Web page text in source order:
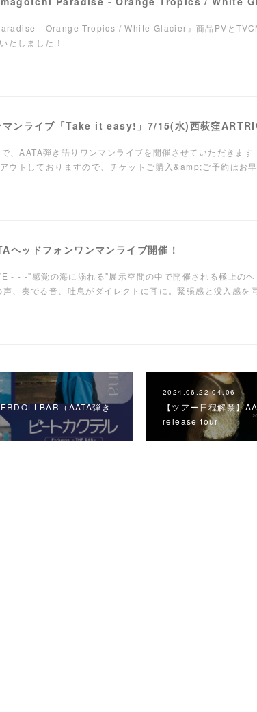
- Orange Tropics / White Glacier』商品PVと
たしました！
、AATA弾き語りワンマンライブを開催させていただきます
ウトしておりますので、チケットご購入&amp;ご予約はお
ヘッドフォンワンマンライブ開催！
- - -"感覚の海に溺れる"展示空間の中で開催される極上のヘ
、奏でる音、吐息がダイレクトに耳に。緊張感と没入感を
（AATA弾き
2024.06.22 04:06
【ツアー日程解禁】
release tour